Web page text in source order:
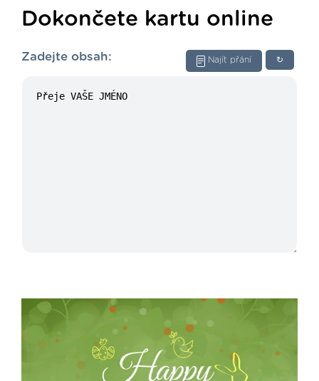
Dokončete kartu online
↻
Najít přání
Zadejte obsah: